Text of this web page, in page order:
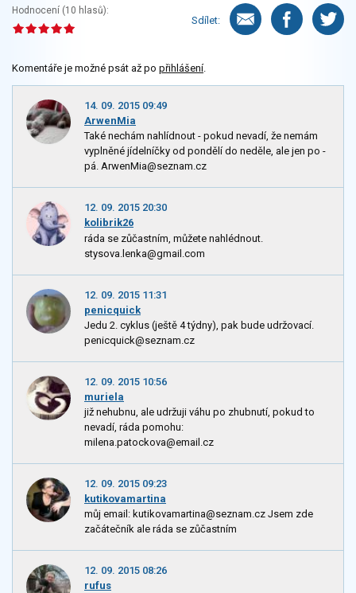
Hodnocení (10 hlasů):
Sdílet:
Komentáře je možné psát až po přihlášení.
14. 09. 2015 09:49
ArwenMia
Také nechám nahlídnout - pokud nevadí, že nemám
vyplněné jídelníčky od pondělí do neděle, ale jen po -
pá. ArwenMia@seznam.cz
12. 09. 2015 20:30
kolibrik26
ráda se zůčastním, můžete nahlédnout.
stysova.lenka@gmail.com
12. 09. 2015 11:31
penicquick
Jedu 2. cyklus (ještě 4 týdny), pak bude udržovací.
penicquick@seznam.cz
12. 09. 2015 10:56
muriela
již nehubnu, ale udržuji váhu po zhubnutí, pokud to
nevadí, ráda pomohu:
milena.patockova@email.cz
12. 09. 2015 09:23
kutikovamartina
můj email: kutikovamartina@seznam.cz Jsem zde
začátečník ale ráda se zůčastním
12. 09. 2015 08:26
rufus